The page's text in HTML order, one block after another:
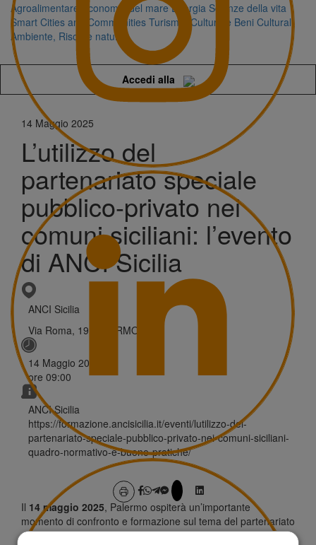
Agroalimentare Economia del mare Energia Scienze della vita
Smart Cities and Communities Turismo, Cultura e Beni Culturali
Ambiente, Risorse naturali
Accedi alla
14 Maggio 2025
L’utilizzo del
partenariato speciale
pubblico-privato nei
comuni siciliani: l’evento
di ANCI Sicilia
ANCI Sicilia
Via Roma, 19 PALERMO
14 Maggio 2025
ore 09:00
ANCI Sicilia
https://formazione.ancisicilia.it/eventi/lutilizzo-del-
partenariato-speciale-pubblico-privato-nei-comuni-siciliani-
quadro-normativo-e-buone-pratiche/
Il 14 maggio 2025, Palermo ospiterà un’importante
momento di confronto e formazione sul tema del partenariato
speciale pubblico-privato (PSPP), organizzato da ANCI